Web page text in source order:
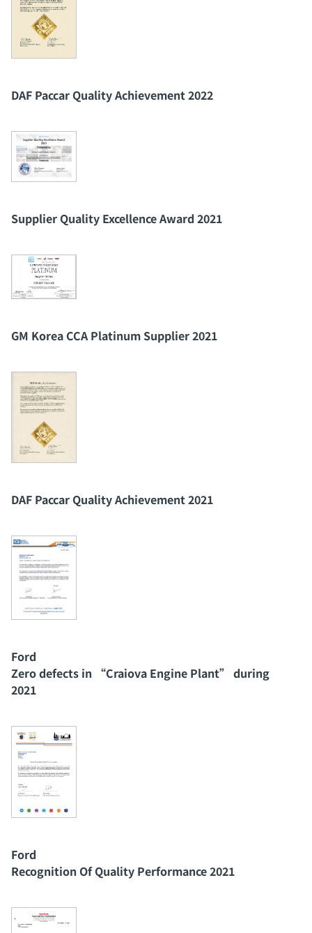
DAF Paccar Quality Achievement 2022
Supplier Quality Excellence Award 2021
GM Korea CCA Platinum Supplier 2021
DAF Paccar Quality Achievement 2021
Ford
Zero defects in “Craiova Engine Plant” during
2021
Ford
Recognition Of Quality Performance 2021